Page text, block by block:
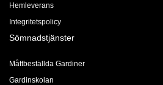
Hemleverans
Integritetspolicy
Sömnadstjänster
Måttbeställda Gardiner
Gardinskolan